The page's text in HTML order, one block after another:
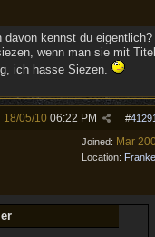
davon kennst du eigentlich?
wenn man sie mit Titel
ich hasse Siezen.
#
18/05/10 06:22 PM
Joined: Mar
Location: